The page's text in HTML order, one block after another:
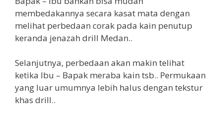
membedakannya secara kasat mata dengan
melihat perbedaan corak pada kain penutup
keranda jenazah drill Medan..
Selanjutnya, perbedaan akan makin telihat
ketika Ibu – Bapak meraba kain tsb.. Permukaan
yang luar umumnya lebih halus dengan tekstur
khas drill..